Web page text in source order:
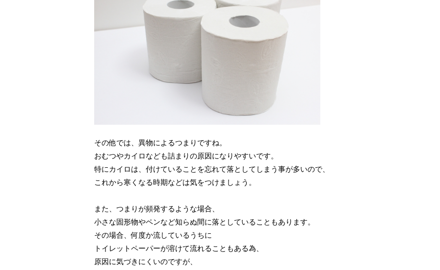
その他では、異物によるつまりですね。
おむつやカイロなども詰まりの原因になりやすいです。
特にカイロは、付けていることを忘れて落としてしまう事が多いので、
これから寒くなる時期などは気をつけましょう。
また、つまりが頻発するような場合、
小さな固形物やペンなど知らぬ間に落としていることもあります。
その場合、何度か流しているうちに
トイレットペーパーが溶けて流れることもある為、
原因に気づきにくいのですが、